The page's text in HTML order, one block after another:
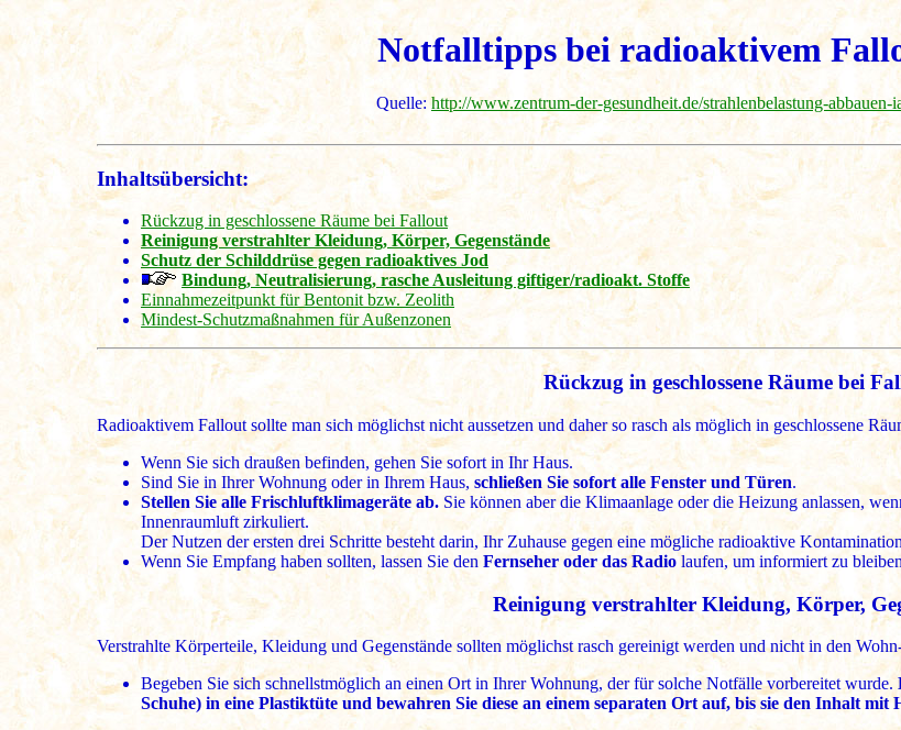
Notfalltipps bei radioaktivem
Quelle:http://www.zentrum-der-gesundheit.de/strahlenbelastung-abbauen-
Inhaltsübersicht:
Rückzug in geschlossene Räume bei Fallout
Reinigung verstrahlter Kleidung, Körper, Gegenstände
Schutz der Schilddrüse gegen radioaktives Jod
Bindung, Neutralisierung, rasche Ausleitung giftiger/radioakt. Stoffe
Einnahmezeitpunkt für Bentonit bzw. Zeolith
Mindest-Schutzmaßnahmen für Außenzonen
Rückzug in geschlossene Räume bei
Radioaktivem Fallout sollte man sich möglichst nicht aussetzen und daher so rasch als möglich in geschlossene
Wenn Sie sich draußen befinden, gehen Sie sofort in Ihr Haus.
Sind Sie in Ihrer Wohnung oder in Ihrem Haus, schließen Sie sofort alle Fenster und Türen.
Stellen Sie alle Frischluftklimageräte ab. Sie können aber die Klimaanlage oder die Heizung anlassen,
Innenraumluft zirkuliert.
Der Nutzen der ersten drei Schritte besteht darin, Ihr Zuhause gegen eine mögliche radioaktive
Wenn Sie Empfang haben sollten, lassen Sie den Fernseher oder das Radiolaufen, um informiert zu
Reinigung verstrahlter Kleidung, Körper,
Verstrahlte Körperteile, Kleidung und Gegenstände sollten möglichst rasch gereinigt werden und nicht in den
Begeben Sie sich schnellstmöglich an einen Ort in Ihrer Wohnung, der für solche Notfälle vorbereitet wurde.
Schuhe) in eine Plastiktüte und bewahren Sie diese an einem separaten Ort auf, bis sie den Inhalt